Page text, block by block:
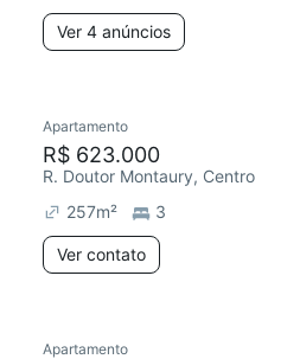
Ver 4 anúncios
Apartamento
R$ 623.000
R. Doutor Montaury, Centro
257m² 3
Ver contato
Apartamento